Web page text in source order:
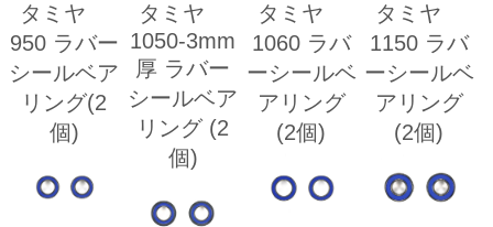
タミヤ
950 ラバー
シールベア
リング(2
個)
タミヤ
1050-3mm
厚 ラバー
シールベア
リング (2
個)
タミヤ
1060 ラバ
ーシールベ
アリング
(2個)
タミヤ
1150 ラバ
ーシールベ
アリング
(2個)